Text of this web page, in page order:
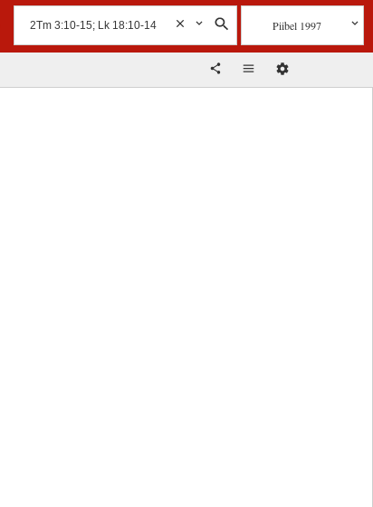
Piibel 1997